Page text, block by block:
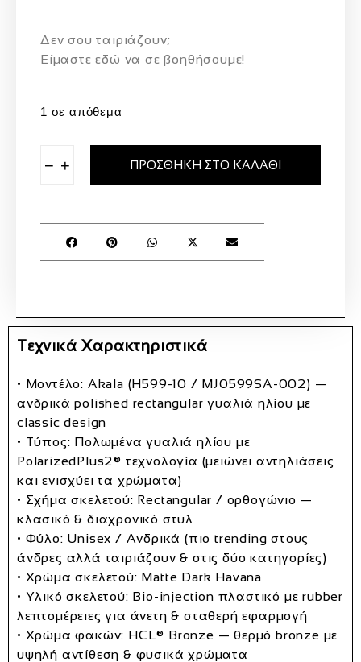
Δεν σου ταιριάζουν;
Eίμαστε εδώ να σε βοηθήσουμε!
1 σε απόθεμα
− + ΠΡΟΣΘΉΚΗ ΣΤΟ ΚΑΛΆΘΙ
Τεχνικά Χαρακτηριστικά
• Μοντέλο: Akala (H599‑10 / MJ0599SA‑002) —
ανδρικάpolished rectangular γυαλιά ηλίου με
classic design
• Τύπος: Πολωμένα γυαλιά ηλίου με
PolarizedPlus2® τεχνολογία (μειώνει αντηλιάσεις
και ενισχύει τα χρώματα)
• Σχήμα σκελετού: Rectangular / ορθογώνιο —
κλασικό & διαχρονικό στυλ
• Φύλο: Unisex / Ανδρικά (πιο trending στους
άνδρες αλλά ταιριάζουν & στις δύο κατηγορίες)
• Χρώμα σκελετού: Matte Dark Havana
• Υλικό σκελετού: Bio‑injection πλαστικό με rubber
λεπτομέρειες για άνετη & σταθερή εφαρμογή
• Χρώμα φακών: HCL® Bronze — θερμό bronze με
υψηλή αντίθεση & φυσικά χρώματα